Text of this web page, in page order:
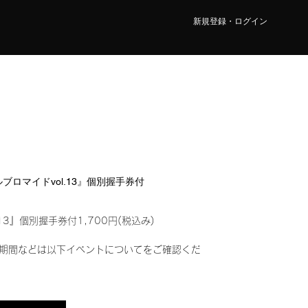
新規登録・ログイン
ロマイドvol.13』個別握手券付
』個別握手券付1,700円(税込み)
間などは以下イベントについてをご確認くだ